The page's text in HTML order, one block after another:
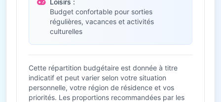
Loisirs :
Budget confortable pour sorties
régulières, vacances et activités
culturelles
Cette répartition budgétaire est donnée à titre
indicatif et peut varier selon votre situation
personnelle, votre région de résidence et vos
priorités. Les proportions recommandées par les